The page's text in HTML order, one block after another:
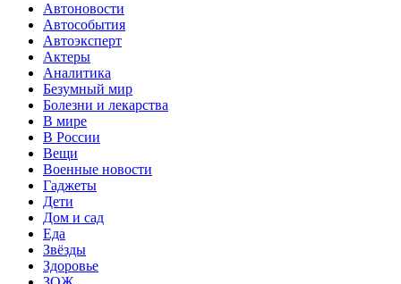
Автоновости
Автособытия
Автоэксперт
Актеры
Аналитика
Безумный мир
Болезни и лекарства
В мире
В России
Вещи
Военные новости
Гаджеты
Дети
Дом и сад
Еда
Звёзды
Здоровье